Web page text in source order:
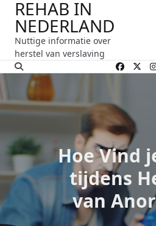
naar
inhoud
REHAB IN
NEDERLAND
Nuttige informatie over
herstel van verslaving
Hoe Vind
tijdens
van